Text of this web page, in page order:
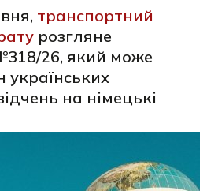
транспортний
розгляне
26, який може
українських
на німецькі